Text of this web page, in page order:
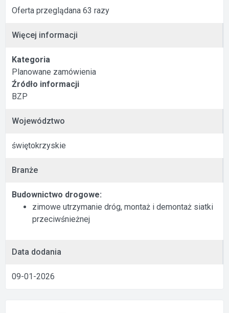
Oferta przeglądana 63 razy
Więcej informacji
Kategoria
Planowane zamówienia
Źródło informacji
BZP
Województwo
świętokrzyskie
Branże
Budownictwo drogowe:
zimowe utrzymanie dróg, montaż i demontaż siatki
przeciwśnieżnej
Data dodania
09-01-2026